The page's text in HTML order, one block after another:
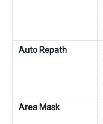
Auto Repath
Area Mask